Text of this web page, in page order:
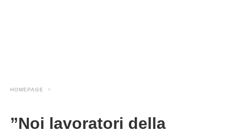
HOMEPAGE
”Noi lavoratori della